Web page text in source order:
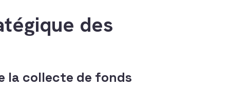
des
la collecte de fonds